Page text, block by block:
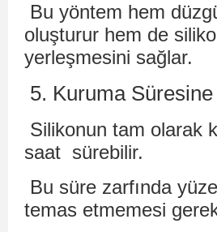
Bu yöntem hem
oluşturur hem de
yerleşmesini sağlar.
5. Kuruma
Silikonun tam olarak
saat sürebilir.
Bu süre zarfında
temas etmemesi